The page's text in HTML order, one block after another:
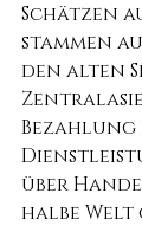
Schätzen
stammen
den alten
über
halbe Welt